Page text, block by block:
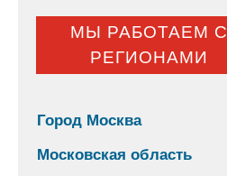
МЫ РАБОТАЕМ С
РЕГИОНАМИ
Город Москва
Московская область